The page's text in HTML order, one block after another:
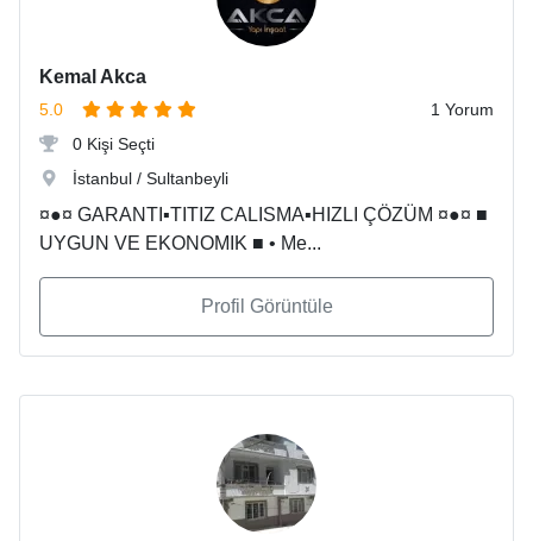
Kemal Akca
5.0
1 Yorum
0 Kişi Seçti
İstanbul / Sultanbeyli
¤●¤ GARANTI▪TITIZ CALISMA▪HIZLI ÇÖZÜM ¤●¤ ■
UYGUN VE EKONOMIK ■ • Me...
Profil Görüntüle